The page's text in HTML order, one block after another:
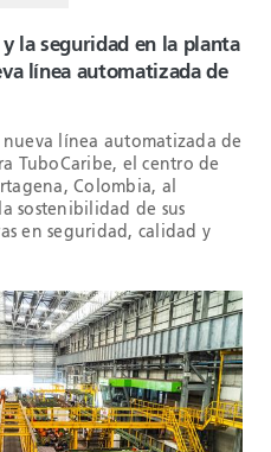
la seguridad en la planta
línea automatizada de
nueva línea automatizada de
TuboCaribe, el centro de
Colombia, al
sostenibilidad de sus
en seguridad, calidad y